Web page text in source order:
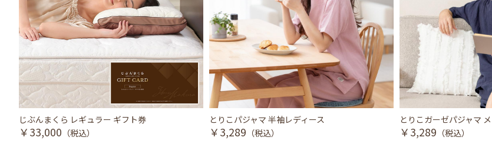
じぶんまくら レギュラー ギフト券
￥33,000 （税込）
とりこパジャマ 半袖レディース
￥3,289 （税込）
とりこガーゼパジャマ
￥3,289 （税込）